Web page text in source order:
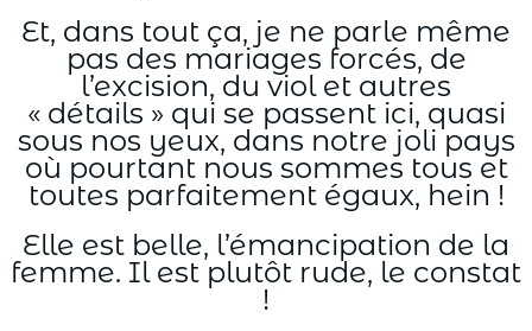
Et, dans tout ça, je ne parle même
pas des mariages forcés, de
l’excision, du viol et autres
« détails » qui se passent ici, quasi
sous nos yeux, dans notre joli pays
où pourtant nous sommes tous et
toutes parfaitement égaux, hein !
Elle est belle, l’émancipation de la
femme. Il est plutôt rude, le constat
!